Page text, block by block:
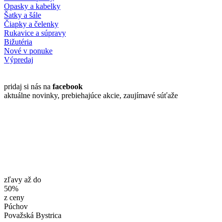
Opasky a kabelky
Šatky a šále
Čiapky a čelenky
Rukavice a súpravy
Bižutéria
Nové v ponuke
Výpredaj
pridaj si nás na facebook
aktuálne novinky, prebiehajúce akcie, zaujímavé súťaže
zľavy až do
50%
z ceny
Púchov
Považská Bystrica